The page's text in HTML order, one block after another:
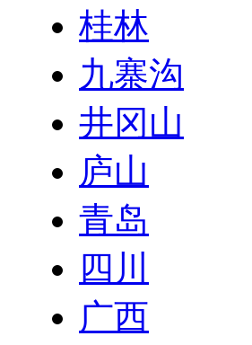
桂林
九寨沟
井冈山
庐山
青岛
四川
广西